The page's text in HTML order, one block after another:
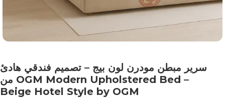
سرير مبطن مودرن لون بيج – تصميم فندقي هادئ
من OGM Modern Upholstered Bed –
Beige Hotel Style by OGM